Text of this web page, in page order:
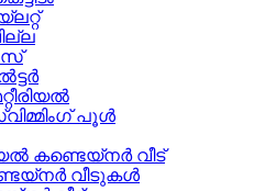
പൂൾ
കണ്ടെയ്നർ വീട്
വീടുകൾ